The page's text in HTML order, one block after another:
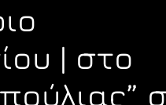
| στο